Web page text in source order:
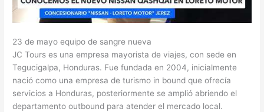
23 de mayo equipo de sangre nueva
JC Tours es una empresa mayorista de viajes, con sede en
Tegucigalpa, Honduras. Fue fundada en 2004, inicialmente
nació como una empresa de turismo in bound que ofrecía
servicios a Honduras, posteriormente se amplió abriendo el
departamento outbound para atender el mercado local.